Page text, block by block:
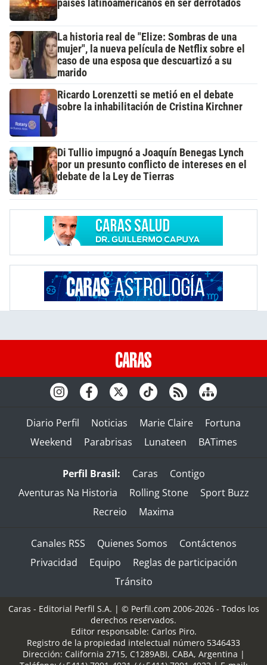
países latinoamericanos en ser derrotados
La historia real de "Elize: Sombras de una
mujer", la nueva película de Netflix sobre el
caso de una esposa que descuartizó a su
marido
Ricardo Lorenzetti se metió en el debate
sobre la inhabilitación de Cristina Kirchner
Di Tullio impugnó a Joaquín Benegas Lynch
por un presunto conflicto de intereses en el
debate de la Ley de Tierras
Diario Perfil Noticias Marie Claire
Fortuna
Weekend
Parabrisas Lunateen BATimes
Perfil Brasil: Caras
Contigo
Aventuras Na Historia
Rolling Stone
Sport Buzz
Recreio
Maxima
Canales RSS Quienes Somos
Contáctenos
Privacidad
Equipo
Reglas de participación
Tránsito
Caras - Editorial Perfil S.A. | © Perfil.com 2006-2026 - Todos los
derechos reservados.
Editor responsable: Carlos Piro.
Registro de la propiedad intelectual número 5346433
Dirección: California 2715, C1289ABI, CABA, Argentina |